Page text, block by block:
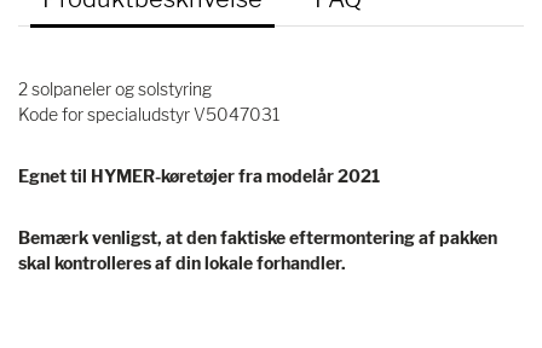
2 solpaneler og solstyring
Kode for specialudstyr V5047031
Egnet til HYMER-køretøjer fra modelår 2021
Bemærk venligst, at den faktiske eftermontering af pakken
skal kontrolleres af din lokale forhandler.